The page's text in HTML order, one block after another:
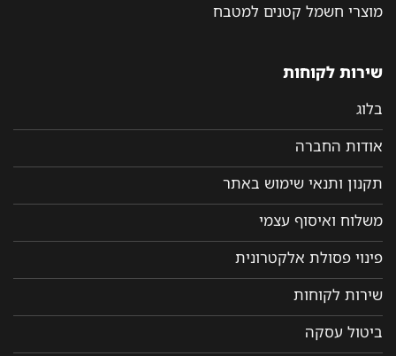
מוצרי חשמל קטנים למטבח
שירות לקוחות
בלוג
אודות החברה
תקנון ותנאי שימוש באתר
משלוח ואיסוף עצמי
פינוי פסולת אלקטרונית
שירות לקוחות
ביטול עסקה